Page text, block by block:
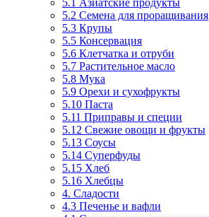
5.2 Семена для проращивания
5.3 Крупы
5.5 Консервация
5.6 Клетчатка и отруби
5.7 Растительное масло
5.8 Мука
5.9 Орехи и сухофрукты
5.10 Паста
5.11 Приправы и специи
5.12 Свежие овощи и фрукты
5.13 Соусы
5.14 Суперфуды
5.15 Хлеб
5.16 Хлебцы
4. Сладости
4.3 Печенье и вафли